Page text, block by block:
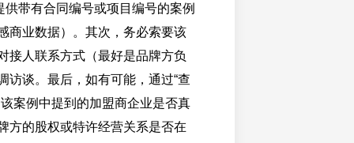
带有合同编号或项目编号的案例
商业数据）。其次，务必索要该
接人联系方式（最好是品牌方负
访谈。最后，如有可能，通过“查
案例中提到的加盟商企业是否真
方的股权或特许经营关系是否在